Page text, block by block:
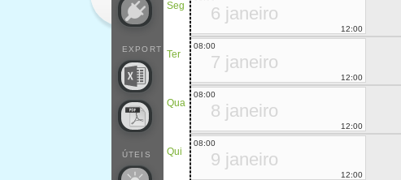
EXPORT
ÚTEIS
Seg
Ter
Qua
Qui
6 janeiro
12:00
7 janeiro
08:00
12:00
8 janeiro
08:00
12:00
9 janeiro
08:00
12:00